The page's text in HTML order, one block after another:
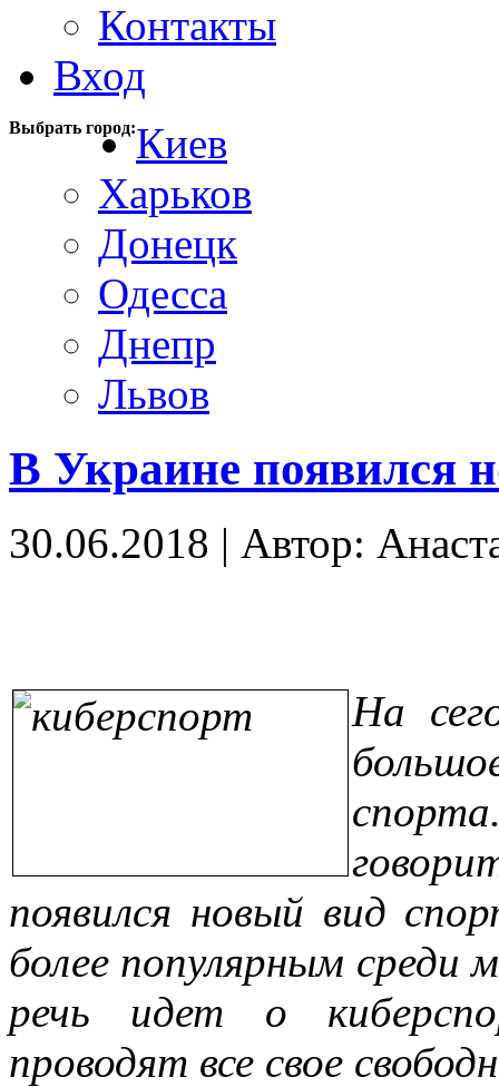
Контакты
Вход
Выбрать город:Киев
Харьков
Донецк
Одесса
Днепр
Львов
В Украине появился
30.06.2018 | Автор:
На
появился новый вид
более популярным среди
речь идет о
проводят все свое